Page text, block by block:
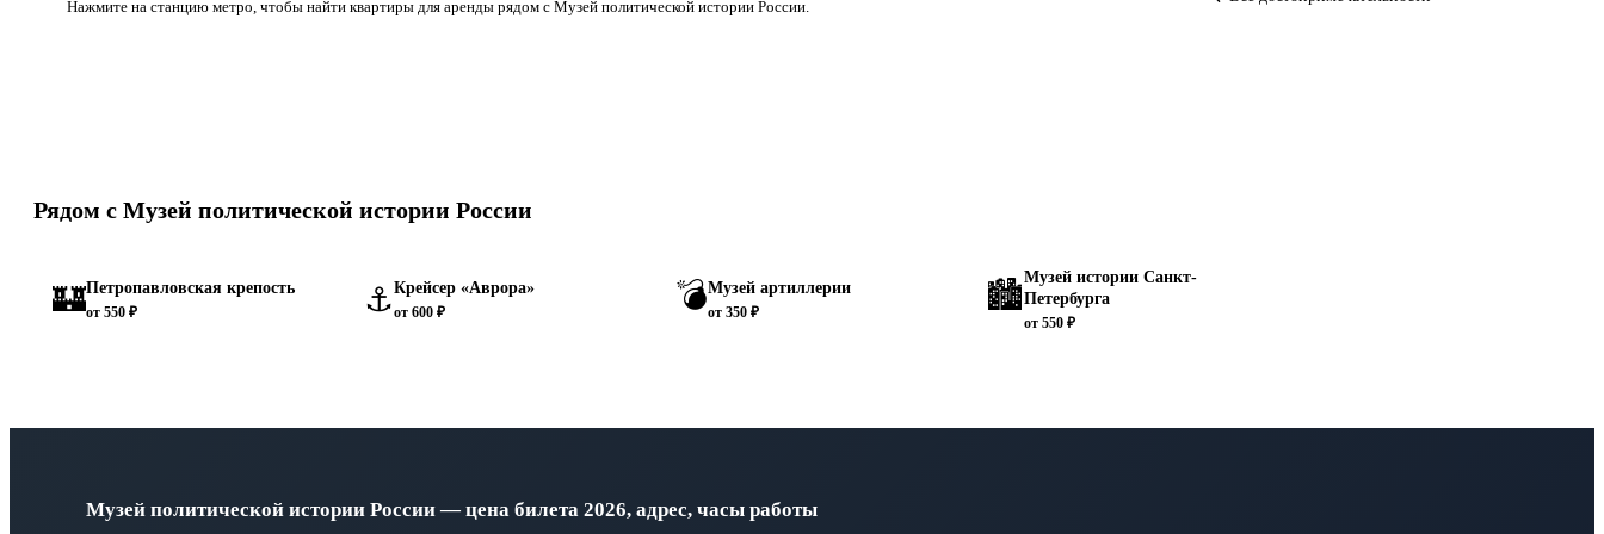
Нажмите на станцию метро, чтобы найти квартиры для аренды рядом с Музей политической истории России.
Рядом с Музей политической истории России
🏰Петропавловская крепость
от 550 ₽ ⚓Крейсер «Аврора»
от 600 ₽ 💣Музей артиллерии
от 350 ₽ 🏙️Музей истории Санкт-
Петербурга
от 550 ₽
Музей политической истории России — цена билета 2026, адрес, часы работы